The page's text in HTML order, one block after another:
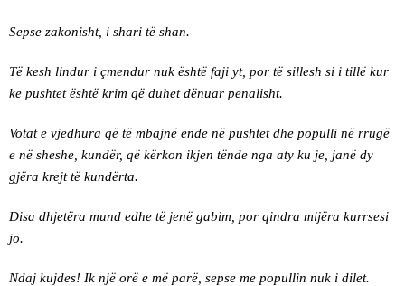
Sepse zakonisht, i shari të shan.
Të kesh lindur i çmendur nuk është faji yt, por të sillesh si i tillë kur
ke pushtet është krim që duhet dënuar penalisht.
Votat e vjedhura që të mbajnë ende në pushtet dhe populli në rrugë
e në sheshe, kundër, që kërkon ikjen tënde nga aty ku je, janë dy
gjëra krejt të kundërta.
Disa dhjetëra mund edhe të jenë gabim, por qindra mijëra kurrsesi
jo.
Ndaj kujdes! Ik një orë e më parë, sepse me popullin nuk i dilet.